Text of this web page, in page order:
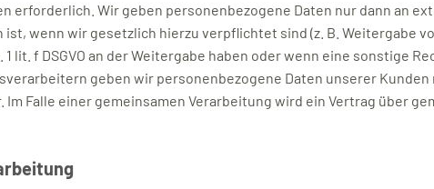
erforderlich. Wir geben personenbezogene Daten nur dann an
wenn wir gesetzlich hierzu verpflichtet sind (z. B. Weitergabe
lit. f DSGVO an der Weitergabe haben oder wenn eine sonstige
geben wir personenbezogene Daten unserer Kunden
Falle einer gemeinsamen Verarbeitung wird ein Vertrag über